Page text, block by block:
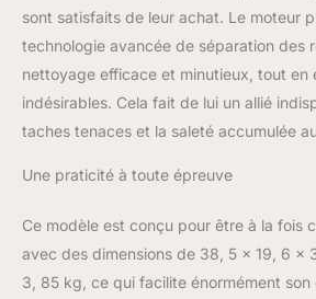
ml. La
réservoir
et de
l'efficacité
Conception
est équipé
de sécurité
à
grande
sont satisfaits de leur achat. Le moteur
technologie avancée de séparation des
nettoyage efficace et minutieux, tout en
indésirables. Cela fait de lui un allié
taches tenaces et la saleté accumulée
Une praticité à toute épreuve
Ce modèle est conçu pour être à la fois
avec des dimensions de 38, 5 x 19, 6 x
3, 85 kg, ce qui facilite énormément